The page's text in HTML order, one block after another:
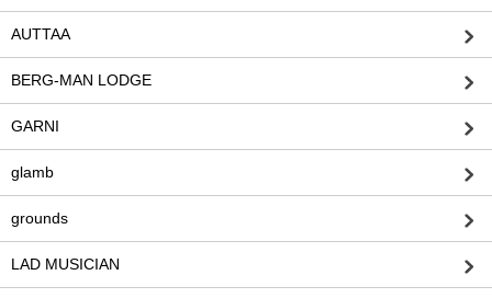
AUTTAA
BERG-MAN LODGE
GARNI
glamb
grounds
LAD MUSICIAN